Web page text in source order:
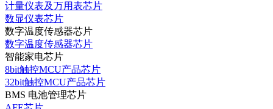
计量仪表及万用表芯片
数显仪表芯片
数字温度传感器芯片
数字温度传感器芯片
智能家电芯片
8bit触控MCU产品芯片
32bit触控MCU产品芯片
BMS 电池管理芯片